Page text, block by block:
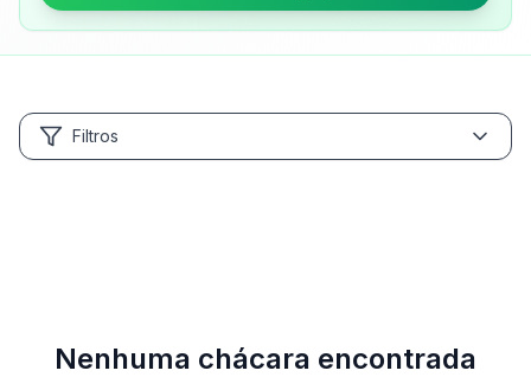
Filtros
Nenhuma chácara encontrada